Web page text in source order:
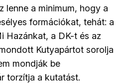
lenne a minimum, hogy a
formációkat, tehát: a
Hazánkat, a DK-t és az
Kutyapártot sorolja
mondják be
torzítja a kutatást.